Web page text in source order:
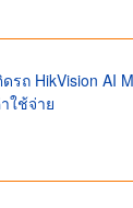
รถ HikVision AI
ใช้จ่าย